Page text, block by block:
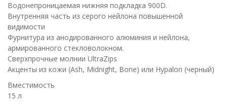
Водонепроницаемая нижняя подкладка 900D.
Внутренняя часть из серого нейлона повышенной
видимости
Фурнитура из анодированного алюминия и нейлона,
армированного стекловолокном.
Сверхпрочные молнии UltraZips
Акценты из кожи (Ash, Midnight, Bone) или Hypalon (черный)
Вместимость
15 л